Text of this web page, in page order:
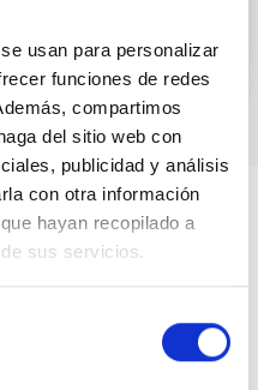
usan para personalizar
funciones de redes
compartimos
del sitio web con
publicidad y análisis
con otra información
hayan recopilado a
sus servicios.